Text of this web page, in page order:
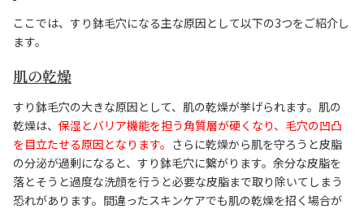
ここでは、すり鉢毛穴になる主な原因として以下の3つをご紹介し
ます。
肌の乾燥
すり鉢毛穴の大きな原因として、肌の乾燥が挙げられます。肌の
乾燥は、 保湿とバリア機能を担う角質層が硬くなり、毛穴の凹凸
を目立たせる原因となります。 さらに乾燥から肌を守ろうと皮脂
の分泌が過剰になると、すり鉢毛穴に繋がります。余分な皮脂を
落とそうと過度な洗顔を行うと必要な皮脂まで取り除いてしまう
恐れがあります。間違ったスキンケアでも肌の乾燥を招く場合が